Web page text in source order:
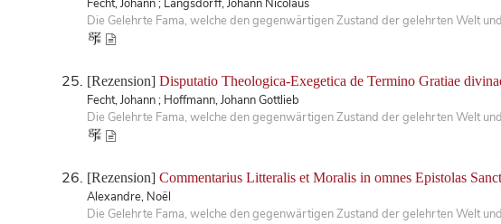
Fecht, Johann ; Langsdorff, Johann Nicolaus
Die Gelehrte Fama, welche den gegenwärtigen Zustand der gelehrten Welt
[Rezension] Disputatio Theologica-Exegetica de Termino Gratiae
Fecht, Johann ; Hoffmann, Johann Gottlieb
Die Gelehrte Fama, welche den gegenwärtigen Zustand der gelehrten Welt
[Rezension] Commentarius Litteralis et Moralis in omnes Epistolas
Alexandre, Noël
Die Gelehrte Fama, welche den gegenwärtigen Zustand der gelehrten Welt